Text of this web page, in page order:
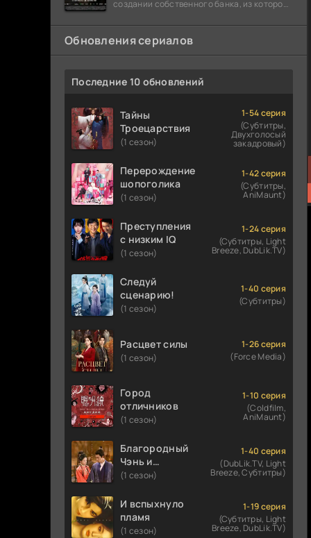
создании собственного банка, из которого
долларов. Однако,
Обновления сериалов
Последние 10 обновлений
Тайны
Троецарствия
(1 сезон)
1-54 серия
(Субтитры,
Двухголосый
закадровый)
Перерождение
шопоголика
(1 сезон)
1-42 серия
(Субтитры,
AniMaunt)
Преступления
с низким IQ
(1 сезон)
1-24 серия
(Субтитры, Light
Breeze, DubLik.TV)
Следуй
сценарию!
(1 сезон)
1-40 серия
(Субтитры)
Расцвет силы
(1 сезон)
1-26 серия
(Force Media)
Город
отличников
(1 сезон)
1-10 серия
(Coldfilm,
AniMaunt)
Благородный
Чэнь и
прекрасная
(1 сезон)
1-40 серия
(DubLik.TV, Light
Breeze, Субтитры)
И вспыхнуло
пламя
(1 сезон)
1-19 серия
(Субтитры, Light
Breeze, DubLik.TV)